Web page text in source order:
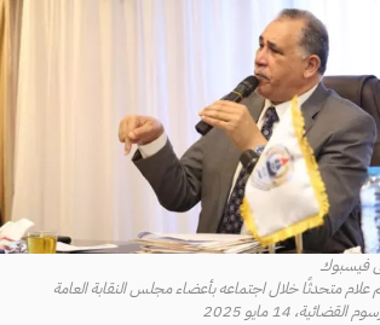
فيسبوك
علام متحدثًا خلال اجتماعه بأعضاء مجلس النقابة العامة
14 مايو 2025